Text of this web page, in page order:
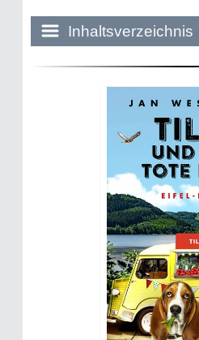
Inhaltsverzeichnis
Historie:
Die dunkle
Mythen,
Sightseeing:
Die Eifel
Eifelevents
Eifelkarte:
Drehorte &